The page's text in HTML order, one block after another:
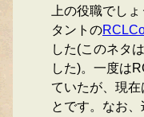
上の役職でし
タントの
した(このネタ
した)。一度は
ていたが、現在
とです。なお